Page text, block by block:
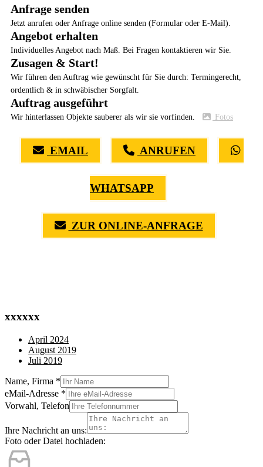
Anfrage senden
Jetzt anrufen oder Anfrage online senden (Formular oder E-Mail).
Angebot erhalten
Individuelles Angebot nach Maß. Bei Fragen kontaktieren wir Sie.
Zusagen & Start!
Wir führen den Auftrag wie gewünscht für Sie durch: Termingerecht,
ordentlich & in schwäbischer Sorgfalt.
Auftrag ausgeführt
Wir hinterlassen Objekte sauberer als wir sie vorfinden. Fotos
EMAIL ANRUFEN
WHATSAPP
ZUR ONLINE-ANFRAGE
xxxxxx
April 2024
August 2019
Juli 2019
Name, Firma *
eMail-Adresse *
Vorwahl, Telefon
Ihre Nachricht an uns:
Foto oder Datei hochladen: